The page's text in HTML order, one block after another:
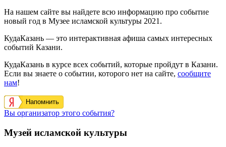
На нашем сайте вы найдете всю информацию про событие
новый год в Музее исламской культуры 2021.
КудаКазань — это интерактивная афиша самых интересных
событий Казани.
КудаКазань в курсе всех событий, которые пройдут в Казани.
Если вы знаете о событии, которого нет на сайте, сообщите
нам!
Напомнить
Вы организатор этого события?
Музей исламской культуры